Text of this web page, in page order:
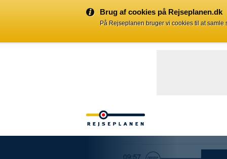
Brug af cookies på Rejseplanen.dk
På Rejseplanen bruger vi cookies til at